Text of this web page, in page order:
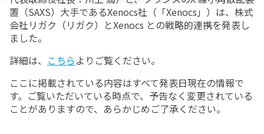
置（SAXS）大手であるXenocs社（「Xenocs」）は、株式
会社リガク（リガク）とXenocs との戦略的連携を発表し
ました。
詳細は、 こちらよりご覧ください。
ここに掲載されている内容はすべて発表日現在の情報で
す。ご覧いただいている時点で、予告なく変更されている
ことがありますので、あらかじめご了承ください。